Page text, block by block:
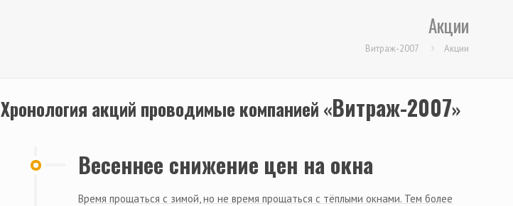
Акции
Витраж-2007 Акции
Хронология акций проводимые компанией «Витраж-2007»
Весеннее снижение цен на окна
Время прощаться с зимой, но не время прощаться с тёплыми окнами. Тем более